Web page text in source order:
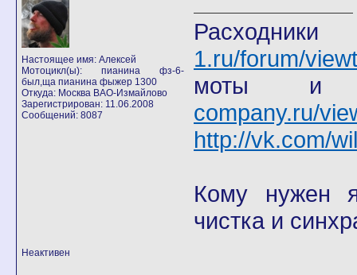
Настоящее имя: Алексей
Мотоцикл(ы): пианина фз-6-
был,ща пианина фыжер 1300
Откуда: Москва ВАО-Измайлово
Зарегистрирован: 11.06.2008
Сообщений: 8087
1.ru/forum/
company.ru/
http://vk.com/
Кому нужен
чистка и
Неактивен